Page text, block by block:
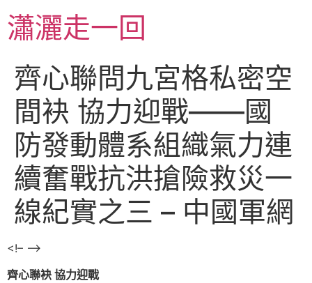
至
主瀟灑走一回
齊心聯問九宮格私密空
間袂 協力迎戰——國
防發動體系組織氣力連
續奮戰抗洪搶險救災一
線紀實之三 – 中國軍網
<!– –>
齊心聯袂 協力迎戰